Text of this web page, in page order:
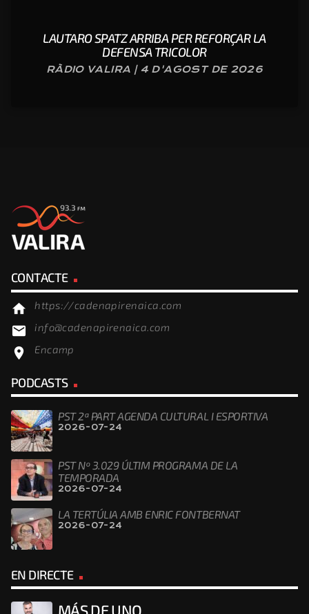
LAUTARO SPATZ ARRIBA PER REFORÇAR LA
DEFENSA TRICOLOR
RÀDIO VALIRA | 4 D'AGOST DE 2026
CONTACTE
home https://cadenapirenaica.com
email info@cadenapirenaica.com
location_on Encamp
PODCASTS
PST 2ª PART AGENDA CULTURAL I ESPORTIVA
2026-07-24
PST Nº 3.029 ÚLTIM PROGRAMA DE LA
TEMPORADA
2026-07-24
LA TERTÚLIA AMB ENRIC FONTBERNAT
2026-07-24
EN DIRECTE
MÁS DE UNO